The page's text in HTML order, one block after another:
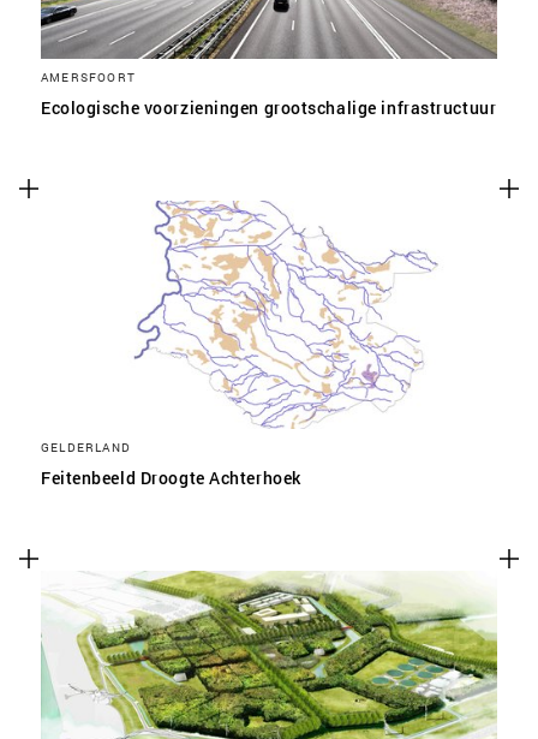
AMERSFOORT
Ecologische voorzieningen grootschalige infrastructuur
GELDERLAND
Feitenbeeld Droogte Achterhoek